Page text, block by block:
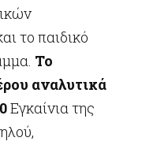
το παιδικό
Το
αναλυτικά
Εγκαίνια της